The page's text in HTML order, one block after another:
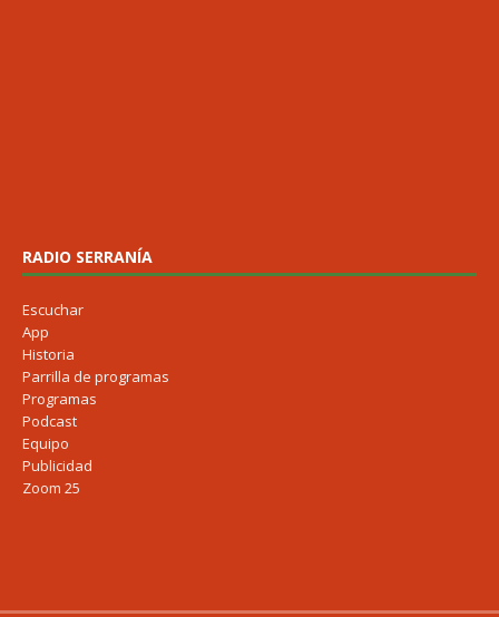
RADIO SERRANÍA
Escuchar
App
Historia
Parrilla de programas
Programas
Podcast
Equipo
Publicidad
Zoom 25